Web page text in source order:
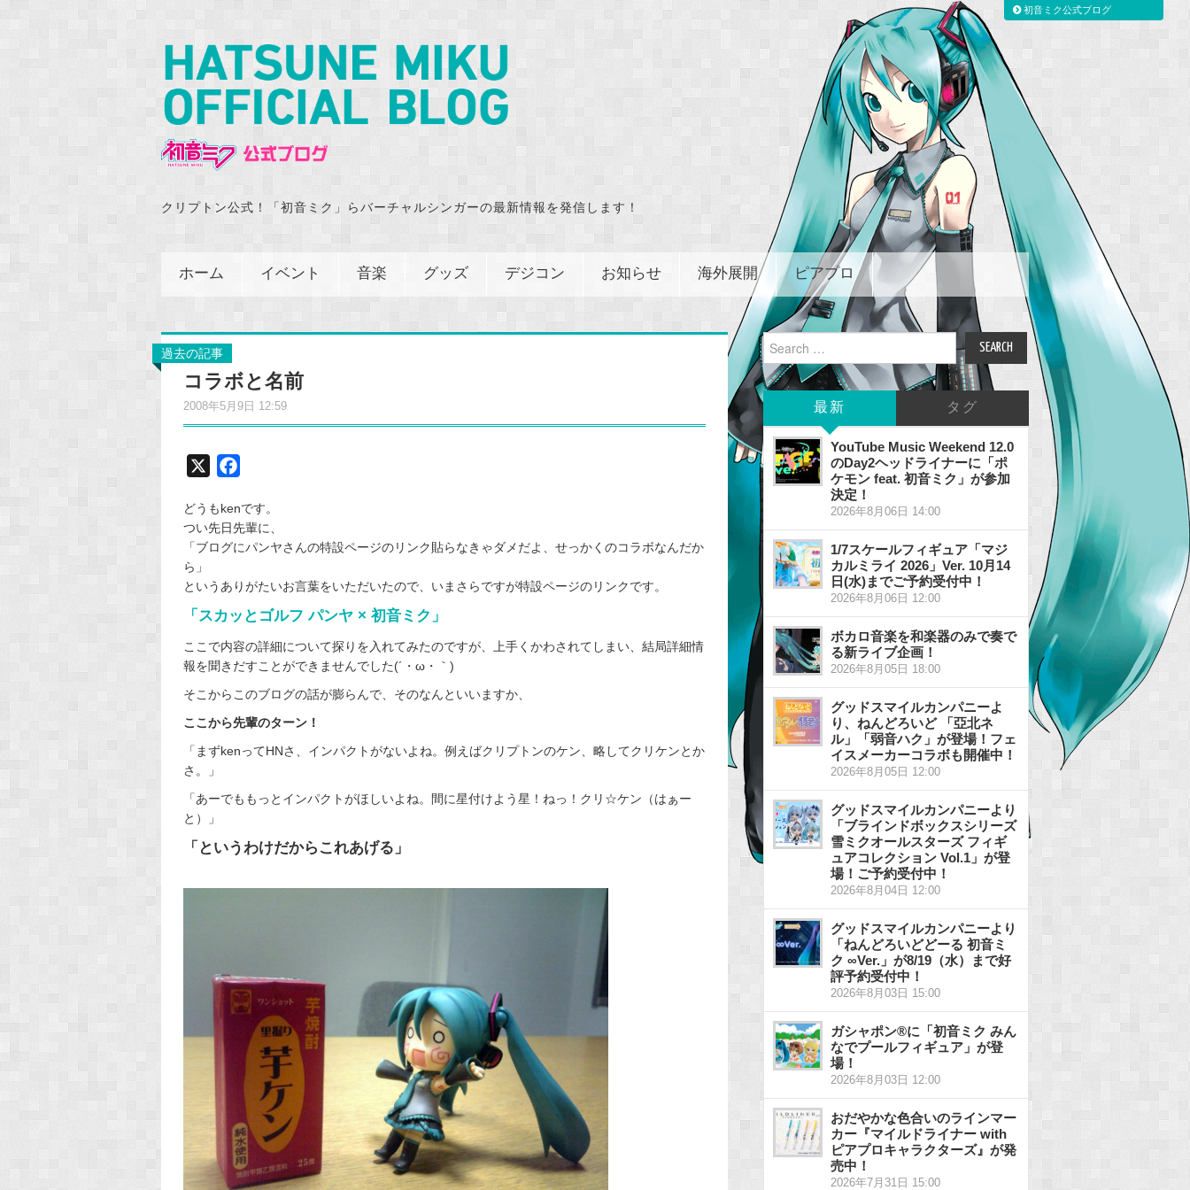
クリプトン公式！「初音ミク」らバーチャルシンガーの最新情報を発信します！
ホーム イベント 音楽 グッズ デジコン お知らせ 海外展開 ピアプロ
過去の記事
コラボと名前
2008年5月9日 12:59
c
e
b
o
k
どうもkenです。
つい先日先輩に、
「ブログにパンヤさんの特設ページのリンク貼らなきゃダメだよ、せっかくのコラボなんだか
ら」
というありがたいお言葉をいただいたので、いまさらですが特設ページのリンクです。
「スカッとゴルフ パンヤ × 初音ミク」
ここで内容の詳細について探りを入れてみたのですが、上手くかわされてしまい、結局詳細情
報を聞きだすことができませんでした(´・ω・｀)
そこからこのブログの話が膨らんで、そのなんといいますか、
ここから先輩のターン！
「まずkenってHNさ、インパクトがないよね。例えばクリプトンのケン、略してクリケンとか
さ。」
「あーでももっとインパクトがほしいよね。間に星付けよう星！ねっ！クリ☆ケン（はぁー
と）」
「というわけだからこれあげる」
Search
for:
最新 タグ
YouTube Music Weekend 12.0
のDay2ヘッドライナーに「ポ
ケモン feat. 初音ミク」が参加
決定！
2026年8月06日 14:00
1/7スケールフィギュア「マジ
カルミライ 2026」Ver. 10月14
日(水)までご予約受付中！
2026年8月06日 12:00
ボカロ音楽を和楽器のみで奏で
る新ライブ企画！
2026年8月05日 18:00
グッドスマイルカンパニーよ
り、ねんどろいど 「亞北ネ
ル」「弱音ハク」が登場！フェ
イスメーカーコラボも開催中！
2026年8月05日 12:00
グッドスマイルカンパニーより
「ブラインドボックスシリーズ
雪ミクオールスターズ フィギ
ュアコレクション Vol.1」が登
場！ご予約受付中！
2026年8月04日 12:00
グッドスマイルカンパニーより
「ねんどろいどどーる 初音ミ
ク ∞Ver.」が8/19（水）まで好
評予約受付中！
2026年8月03日 15:00
ガシャポン®に「初音ミク みん
なでプールフィギュア」が登
場！
2026年8月03日 12:00
おだやかな色合いのラインマー
カー『マイルドライナー with
ピアプロキャラクターズ』が発
売中！
2026年7月31日 15:00
初音ミク公式ブログ